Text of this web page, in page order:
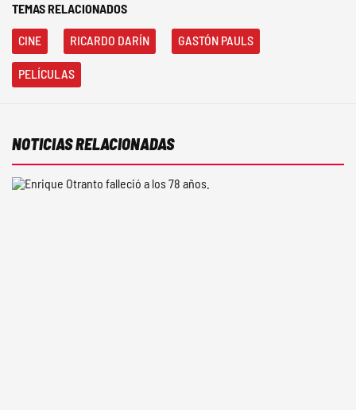
TEMAS RELACIONADOS
CINE RICARDO DARÍN GASTÓN PAULS
PELÍCULAS
NOTICIAS RELACIONADAS